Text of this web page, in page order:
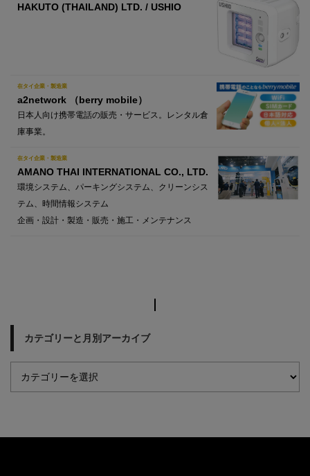
HAKUTO (THAILAND) LTD. / USHIO
在タイ企業・製造業
a2network （berry mobile）
日本人向け携帯電話の販売・サービス。レンタル倉
庫事業。
在タイ企業・製造業
AMANO THAI INTERNATIONAL CO., LTD.
環境システム、パーキングシステム、クリーンシス
テム、時間情報システム
企画・設計・製造・販売・施工・メンテナンス
カテゴリーと月別アーカイブ